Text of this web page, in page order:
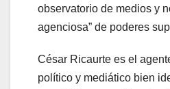
observatorio de medios y
agenciosa” de poderes
César Ricaurte es el
político y mediático bien